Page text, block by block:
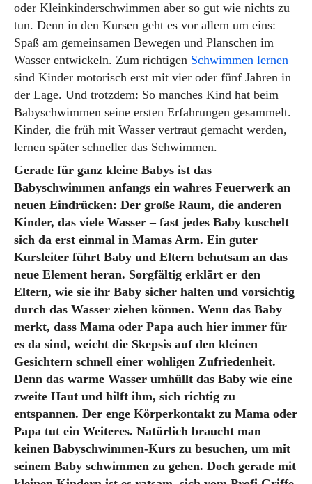
oder Kleinkinderschwimmen aber so gut wie nichts zu
tun. Denn in den Kursen geht es vor allem um eins:
Spaß am gemeinsamen Bewegen und Planschen im
Wasser entwickeln. Zum richtigen Schwimmen lernen
sind Kinder motorisch erst mit vier oder fünf Jahren in
der Lage. Und trotzdem: So manches Kind hat beim
Babyschwimmen seine ersten Erfahrungen gesammelt.
Kinder, die früh mit Wasser vertraut gemacht werden,
lernen später schneller das Schwimmen.
Gerade für ganz kleine Babys ist das
Babyschwimmen anfangs ein wahres Feuerwerk an
neuen Eindrücken: Der große Raum, die anderen
Kinder, das viele Wasser – fast jedes Baby kuschelt
sich da erst einmal in Mamas Arm. Ein guter
Kursleiter führt Baby und Eltern behutsam an das
neue Element heran. Sorgfältig erklärt er den
Eltern, wie sie ihr Baby sicher halten und vorsichtig
durch das Wasser ziehen können. Wenn das Baby
merkt, dass Mama oder Papa auch hier immer für
es da sind, weicht die Skepsis auf den kleinen
Gesichtern schnell einer wohligen Zufriedenheit.
Denn das warme Wasser umhüllt das Baby wie eine
zweite Haut und hilft ihm, sich richtig zu
entspannen. Der enge Körperkontakt zu Mama oder
Papa tut ein Weiteres. Natürlich braucht man
keinen Babyschwimmen-Kurs zu besuchen, um mit
seinem Baby schwimmen zu gehen. Doch gerade mit